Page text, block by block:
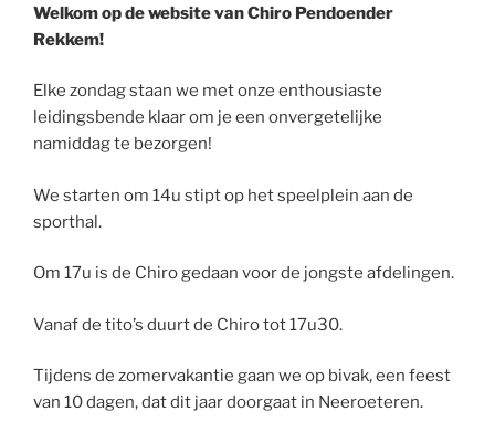
Welkom op de website van Chiro Pendoender
Rekkem!
Elke zondag staan we met onze enthousiaste
leidingsbende klaar om je een onvergetelijke
namiddag te bezorgen!
We starten om 14u stipt op het speelplein aan de
sporthal.
Om 17u is de Chiro gedaan voor de jongste afdelingen.
Vanaf de tito’s duurt de Chiro tot 17u30.
Tijdens de zomervakantie gaan we op bivak, een feest
van 10 dagen, dat dit jaar doorgaat in Neeroeteren.